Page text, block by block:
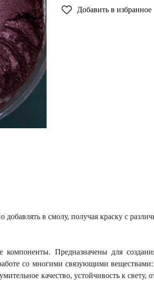
Добавить в избранное
в смолу, получая краску с
Предназначены для
со многими связующими
качество, устойчивость к